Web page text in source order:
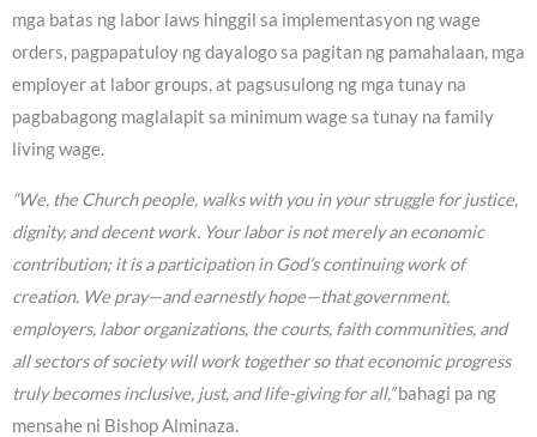
mga batas ng labor laws hinggil sa implementasyon ng wage
orders, pagpapatuloy ng dayalogo sa pagitan ng pamahalaan, mga
employer at labor groups, at pagsusulong ng mga tunay na
pagbabagong maglalapit sa minimum wage sa tunay na family
living wage.
“We, the Church people, walks with you in your struggle for justice,
dignity, and decent work. Your labor is not merely an economic
contribution; it is a participation in God’s continuing work of
creation. We pray—and earnestly hope—that government,
employers, labor organizations, the courts, faith communities, and
all sectors of society will work together so that economic progress
truly becomes inclusive, just, and life-giving for all,”bahagi pa ng
mensahe ni Bishop Alminaza.